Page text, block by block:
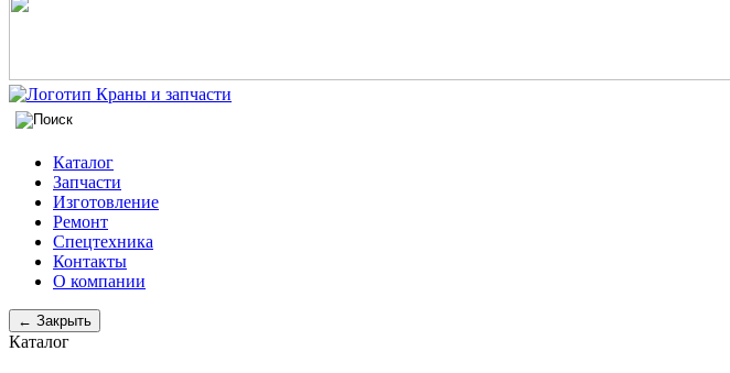
Каталог
Запчасти
Изготовление
Ремонт
Спецтехника
Контакты
О компании
← Закрыть
Каталог